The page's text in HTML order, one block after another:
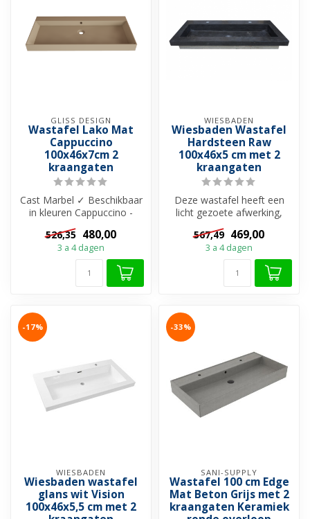
GLISS DESIGN
Wastafel Lako Mat
Cappuccino
100x46x7cm 2
kraangaten
Cast Marbel ✓ Beschikbaar
in kleuren Cappuccino -
Grijs - Zwart en Wit ✓ Met
of ...
526,35 480,00
3 a 4 dagen
WIESBADEN
Wiesbaden Wastafel
Hardsteen Raw
100x46x5 cm met 2
kraangaten
Deze wastafel heeft een
licht gezoete afwerking,
waarbij de steen lichtjes
wordt...
567,49 469,00
3 a 4 dagen
-17%
WIESBADEN
Wiesbaden wastafel
glans wit Vision
100x46x5,5 cm met 2
-33%
SANI-SUPPLY
Wastafel 100 cm Edge
Mat Beton Grijs met 2
kraangaten Keramiek